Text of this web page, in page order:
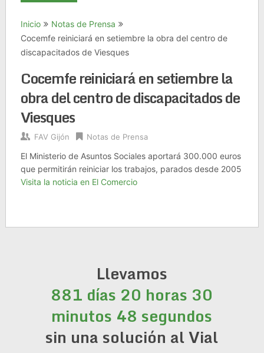
Inicio
Notas de Prensa
Cocemfe reiniciará en setiembre la obra del centro de
discapacitados de Viesques
Cocemfe reiniciará en setiembre la
obra del centro de discapacitados de
Viesques
FAV Gijón Notas de Prensa
El Ministerio de Asuntos Sociales aportará 300.000 euros
que permitirán reiniciar los trabajos, parados desde 2005
Visita la noticia en El Comercio
Llevamos
881 días 20 horas 30
minutos 48 segundos
sin una solución al Vial